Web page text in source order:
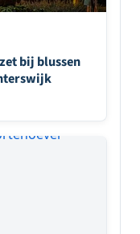
bij blussen